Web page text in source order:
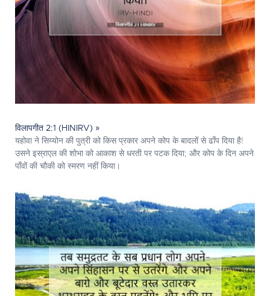
विलापगीत 2:1 (HINIRV) »
यहोवा ने सिय्योन की पुत्री को किस प्रकार अपने कोप के बादलों से ढाँप दिया है!
उसने इस्राएल की शोभा को आकाश से धरती पर पटक दिया; और कोप के दिन अपने
पाँवों की चौकी को स्मरण नहीं किया।